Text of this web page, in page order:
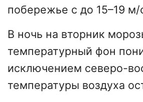
побережье с до 15–19
В ночь на вторник
температурный фон
исключением северо-
температуры воздуха